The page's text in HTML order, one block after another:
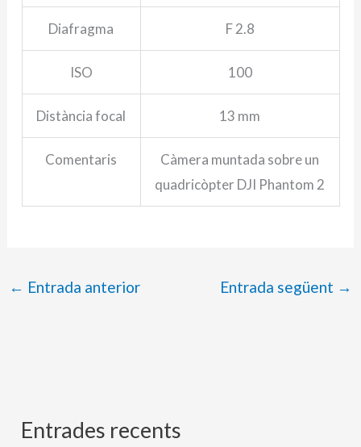
Diafragma F 2.8
ISO 100
Distància focal 13 mm
Comentaris
Càmera muntada sobre un
quadricòpter DJI Phantom 2
← Entrada anterior Entrada següent →
Entrades recents
A
C